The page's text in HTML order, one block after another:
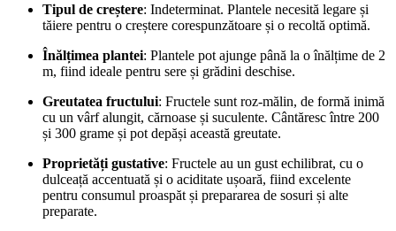
Tipul de creștere: Indeterminat. Plantele necesită legare și
tăiere pentru o creștere corespunzătoare și o recoltă optimă.
Înălțimea plantei: Plantele pot ajunge până la o înălțime de 2
m, fiind ideale pentru sere și grădini deschise.
Greutatea fructului: Fructele sunt roz-mălin, de formă inimă
cu un vârf alungit, cărnoase și suculente. Cântăresc între 200
și 300 grame și pot depăși această greutate.
Proprietăți gustative: Fructele au un gust echilibrat, cu o
dulceață accentuată și o aciditate ușoară, fiind excelente
pentru consumul proaspăt și prepararea de sosuri și alte
preparate.